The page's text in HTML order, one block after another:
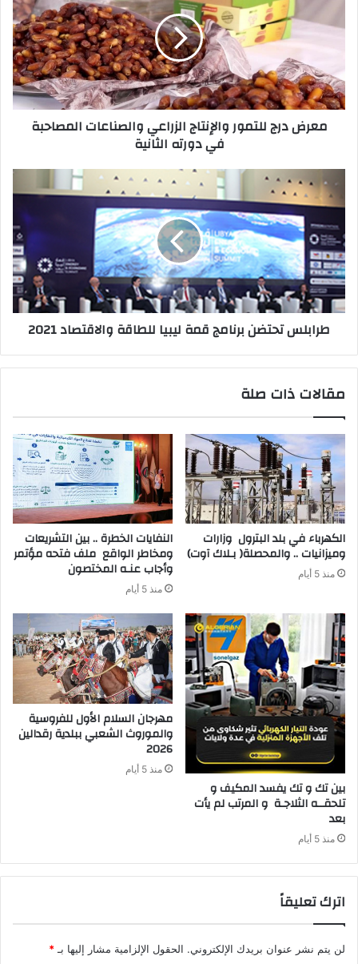
ك
ت
ر
معرض درج للتمور والإنتاج الزراعي والصناعات المصاحبة
في دورته الثانية
طرابلس تحتضن برنامج قمة ليبيا للطاقة والاقتصاد 2021
مقالات ذات صلة
‬وميزانيات‭ .. ‬والمحصلة‭ )‬بـلاك‭ ‬آوت)
منذ 5 أيام ‬وأجاب‭ ‬عنـه‭ ‬المختصون
منذ 5 أيام
‬بعد‭ ‬
منذ 5 أيام
‬2026‭ ‬
منذ 5 أيام
اترك تعليقاً
لن يتم نشر عنوان بريدك الإلكتروني. الحقول الإلزامية مشار إليها بـ*